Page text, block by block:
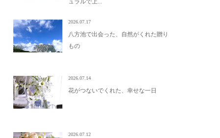
ュラルで上...
2026.07.17
八方池で出会った、自然がくれた贈り
もの
2026.07.14
花がつないでくれた、幸せな一日
2026.07.12